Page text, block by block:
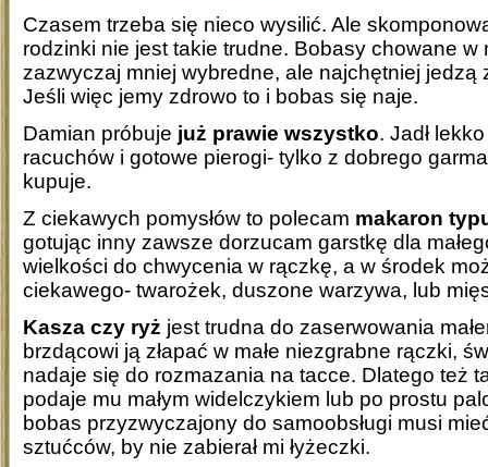
Czasem trzeba się nieco wysilić. Ale
rodzinki nie jest takie trudne. Bobasy chowane w
zazwyczaj mniej wybredne, ale najchętniej jedzą
Jeśli więc jemy zdrowo to i bobas się naje.
Damian próbuje już prawie wszystko. Jadł
racuchów i gotowe pierogi- tylko z dobrego
kupuje.
Z ciekawych pomysłów to polecam makaron
gotując inny zawsze dorzucam garstkę dla
wielkości do chwycenia w rączkę, a w środek
ciekawego- twarożek, duszone warzywa, lub
Kasza czy ryż jest trudna do zaserwowania
brzdącowi ją złapać w małe niezgrabne rączki,
nadaje się do rozmazania na tacce. Dlatego też
podaje mu małym widelczykiem lub po prostu
bobas przyzwyczajony do samoobsługi musi
sztućców, by nie zabierał mi łyżeczki.